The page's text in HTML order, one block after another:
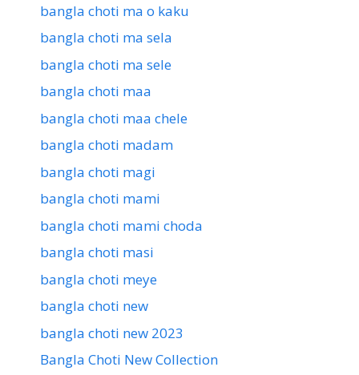
bangla choti ma o kaku
bangla choti ma sela
bangla choti ma sele
bangla choti maa
bangla choti maa chele
bangla choti madam
bangla choti magi
bangla choti mami
bangla choti mami choda
bangla choti masi
bangla choti meye
bangla choti new
bangla choti new 2023
Bangla Choti New Collection